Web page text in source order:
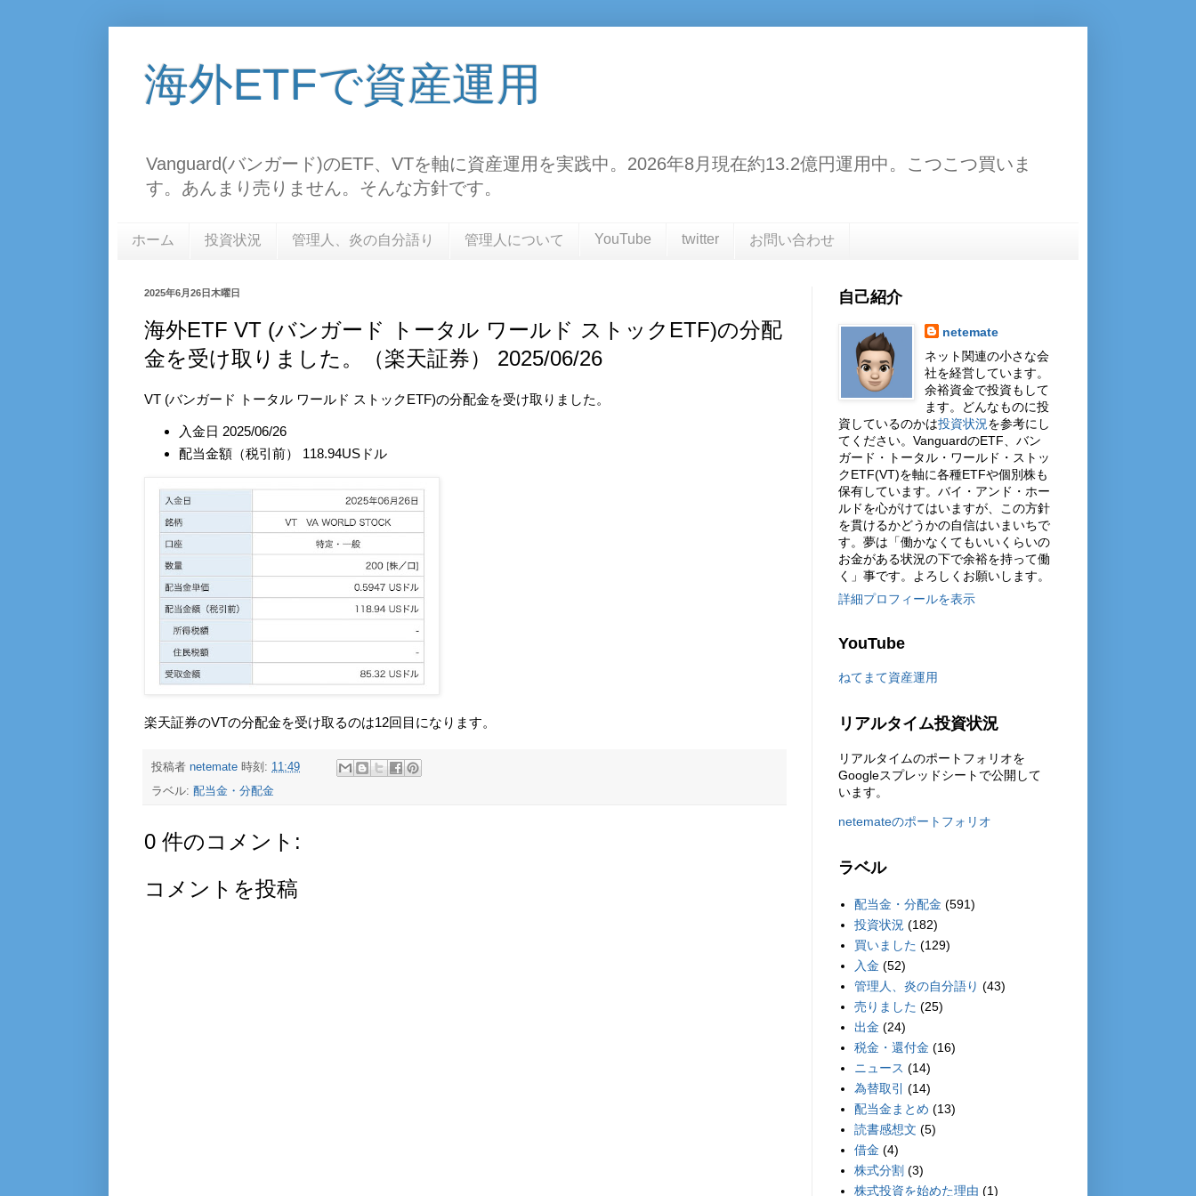
海外ETFで資産運用
Vanguard(バンガード)のETF、VTを軸に資産運用を実践中。2026年8月現在約13.2億円運用中。こつこつ買いま
す。あんまり売りません。そんな方針です。
ホーム 投資状況 管理人、炎の自分語り 管理人について YouTube twitter お問い合わせ
2025年6月26日木曜日
海外ETF VT (バンガード トータル ワールド ストックETF)の分配
金を受け取りました。（楽天証券） 2025/06/26
VT (バンガード トータル ワールド ストックETF)の分配金を受け取りました。
入金日 2025/06/26
配当金額（税引前） 118.94USドル
楽天証券のVTの分配金を受け取るのは12回目になります。
投稿者 netemate 時刻: 11:49
ラベル: 配当金・分配金
0 件のコメント:
コメントを投稿
自己紹介
netemate
ネット関連の小さな会
社を経営しています。
余裕資金で投資もして
ます。どんなものに投
資しているのかは投資状況を参考にし
てください。VanguardのETF、バン
ガード・トータル・ワールド・ストッ
クETF(VT)を軸に各種ETFや個別株も
保有しています。バイ・アンド・ホー
ルドを心がけてはいますが、この方針
を貫けるかどうかの自信はいまいちで
す。夢は「働かなくてもいいくらいの
お金がある状況の下で余裕を持って働
く」事です。よろしくお願いします。
詳細プロフィールを表示
YouTube
ねてまて資産運用
リアルタイム投資状況
リアルタイムのポートフォリオを
Googleスプレッドシートで公開して
います。
netemateのポートフォリオ
ラベル
配当金・分配金 (591)
投資状況 (182)
買いました (129)
入金 (52)
管理人、炎の自分語り (43)
売りました (25)
出金 (24)
税金・還付金 (16)
ニュース (14)
為替取引
(14)
配当金まとめ (13)
読書感想文 (5)
借金 (4)
株式分割 (3)
株式投資を始めた理由 (1)